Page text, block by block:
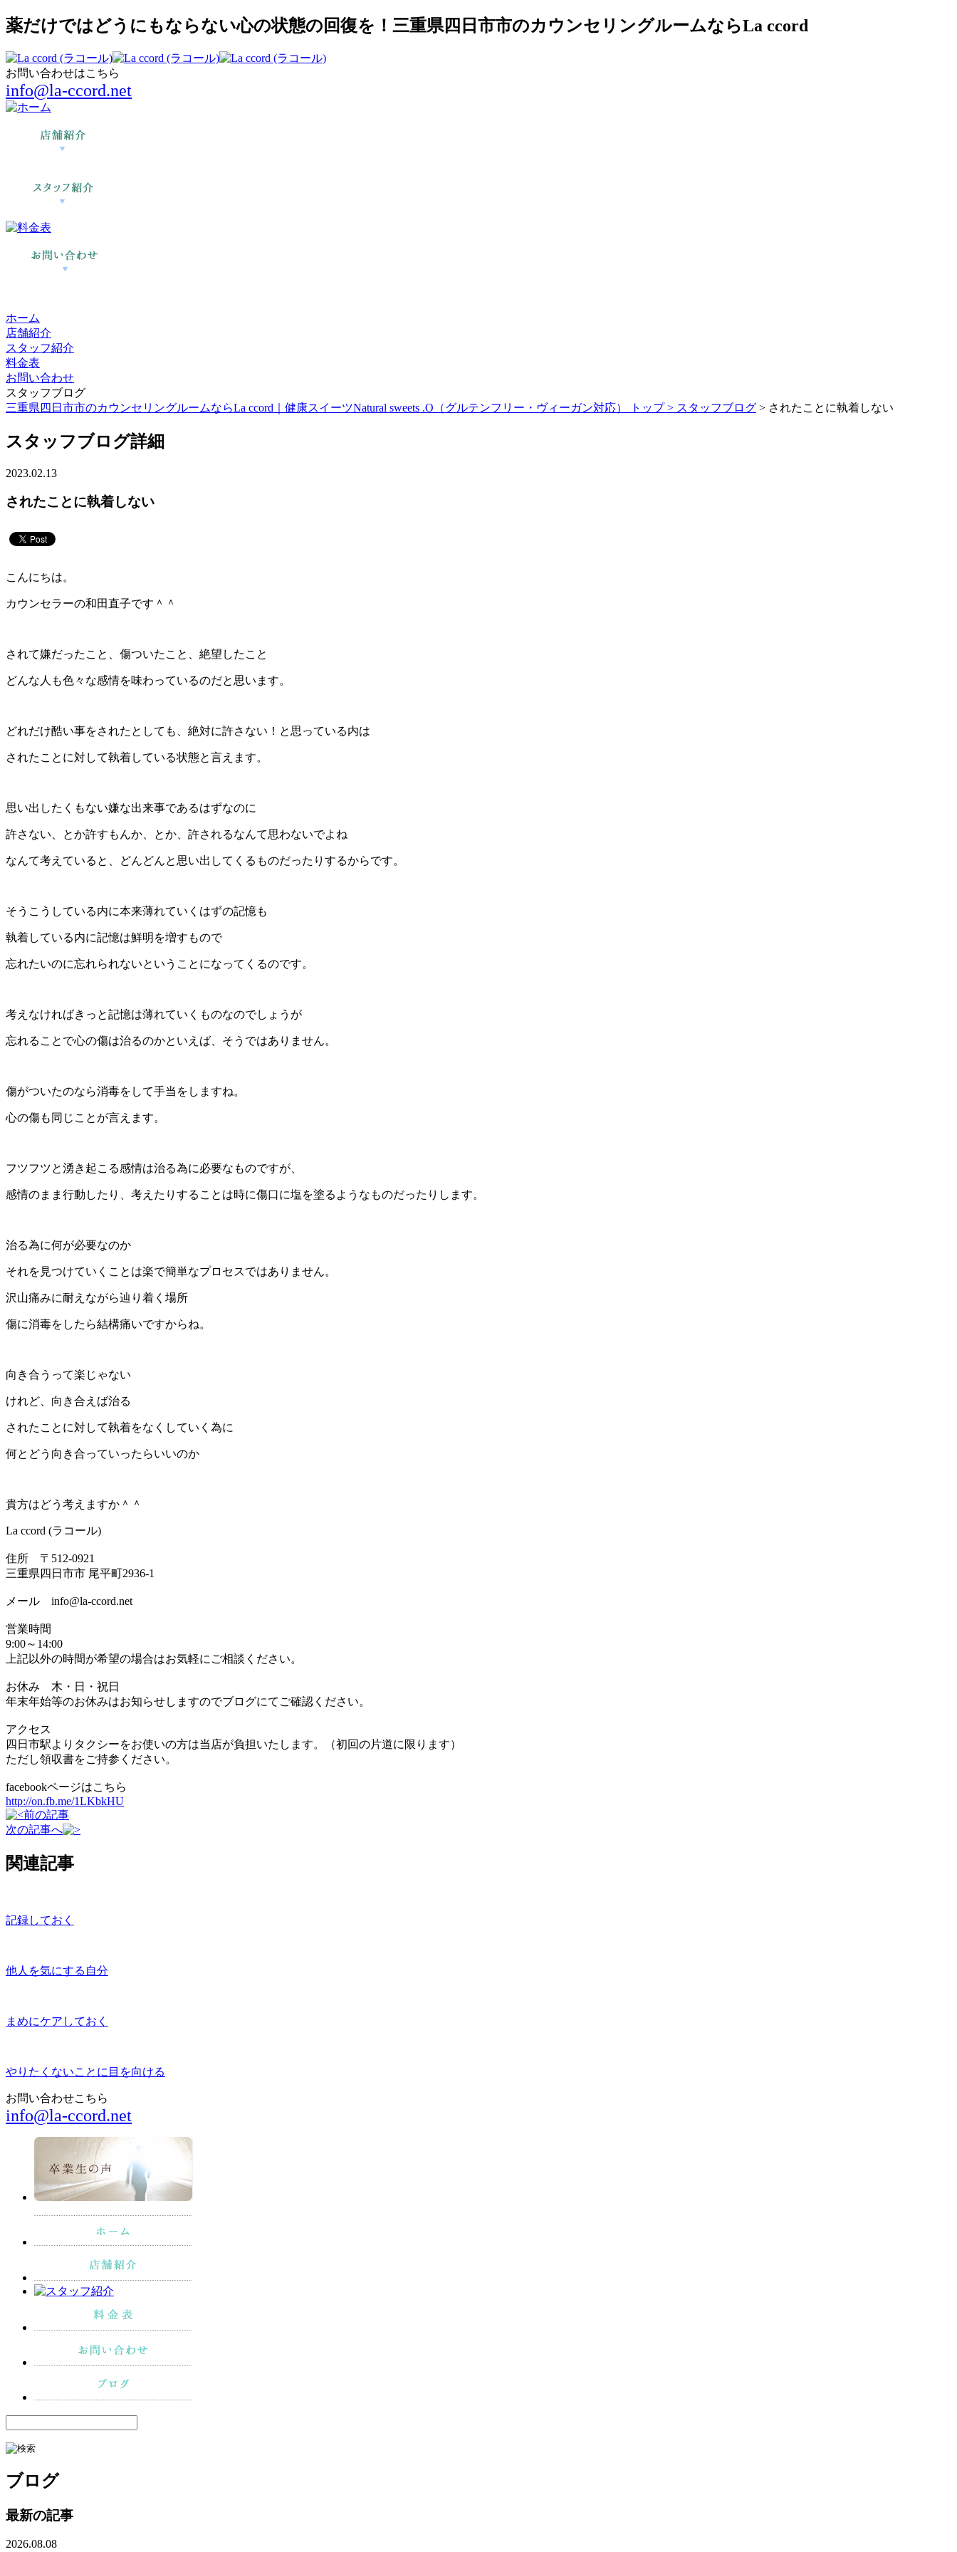
薬だけではどうにもならない心の状態の回復を！三重県四日市市のカウンセリングルームならLa ccord
お問い合わせはこちら
info@la-ccord.net
ホーム
店舗紹介
スタッフ紹介
料金表
お問い合わせ
スタッフブログ
三重県四日市市のカウンセリングルームならLa ccord｜健康スイーツNatural sweets .O（グルテンフリー・ヴィーガン対応） トップ > スタッフブログ > されたことに執着しない
スタッフブログ詳細
2023.02.13
されたことに執着しない
こんにちは。
カウンセラーの和田直子です＾＾
されて嫌だったこと、傷ついたこと、絶望したこと
どんな人も色々な感情を味わっているのだと思います。
どれだけ酷い事をされたとしても、絶対に許さない！と思っている内は
されたことに対して執着している状態と言えます。
思い出したくもない嫌な出来事であるはずなのに
許さない、とか許すもんか、とか、許されるなんて思わないでよね
なんて考えていると、どんどんと思い出してくるものだったりするからです。
そうこうしている内に本来薄れていくはずの記憶も
執着している内に記憶は鮮明を増すもので
忘れたいのに忘れられないということになってくるのです。
考えなければきっと記憶は薄れていくものなのでしょうが
忘れることで心の傷は治るのかといえば、そうではありません。
傷がついたのなら消毒をして手当をしますね。
心の傷も同じことが言えます。
フツフツと湧き起こる感情は治る為に必要なものですが、
感情のまま行動したり、考えたりすることは時に傷口に塩を塗るようなものだったりします。
治る為に何が必要なのか
それを見つけていくことは楽で簡単なプロセスではありません。
沢山痛みに耐えながら辿り着く場所
傷に消毒をしたら結構痛いですからね。
向き合うって楽じゃない
けれど、向き合えば治る
されたことに対して執着をなくしていく為に
何とどう向き合っていったらいいのか
貴方はどう考えますか＾＾
La ccord (ラコール)
住所 〒512-0921
三重県四日市市 尾平町2936-1
メール info@la-ccord.net
営業時間
9:00～14:00
上記以外の時間が希望の場合はお気軽にご相談ください。
お休み 木・日・祝日
年末年始等のお休みはお知らせしますのでブログにてご確認ください。
アクセス
四日市駅よりタクシーをお使いの方は当店が負担いたします。（初回の片道に限ります）
ただし領収書をご持参ください。
facebookページはこちら
http://on.fb.me/1LKbkHU
前の記事
次の記事へ
関連記事
記録しておく
他人を気にする自分
まめにケアしておく
やりたくないことに目を向ける
お問い合わせこちら
info@la-ccord.net
ブログ
最新の記事
2026.08.08